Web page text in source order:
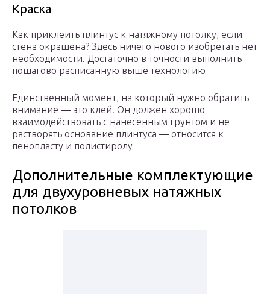
Краска
Как приклеить плинтус к натяжному потолку, если
стена окрашена? Здесь ничего нового изобретать нет
необходимости. Достаточно в точности выполнить
пошагово расписанную выше технологию
Единственный момент, на который нужно обратить
внимание — это клей. Он должен хорошо
взаимодействовать с нанесенным грунтом и не
растворять основание плинтуса — относится к
пенопласту и полистиролу
Дополнительные комплектующие
для двухуровневых натяжных
потолков